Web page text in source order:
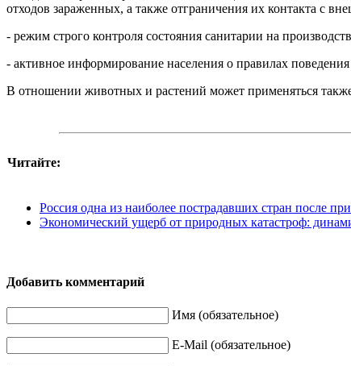
отходов зараженных, а также отграничения их контакта с
- режим строго контроля состояния санитарии на
- активное информирование населения о правилах
В отношении животных и растений может применяться
Читайте:
Россия одна из наиболее пострадавших стран после
Экономический ущерб от природных катастроф:
Добавить комментарий
Имя (обязательное)
E-Mail (обязательное)